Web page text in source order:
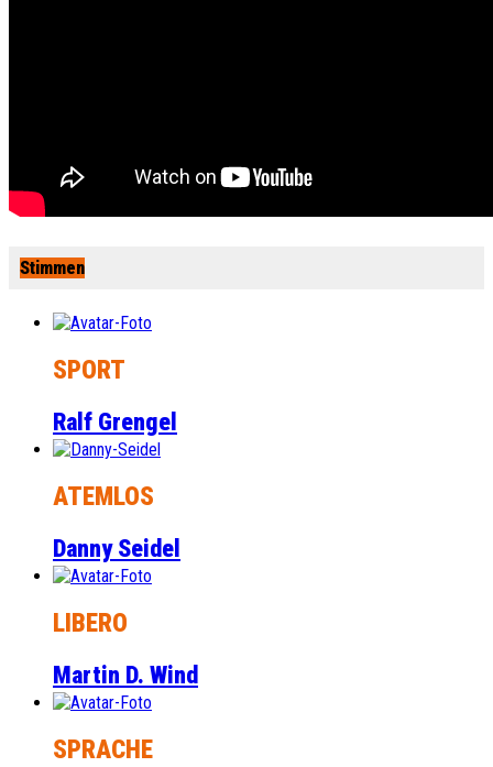
Stimmen
SPORT
Ralf Grengel
ATEMLOS
Danny Seidel
LIBERO
Martin D. Wind
SPRACHE